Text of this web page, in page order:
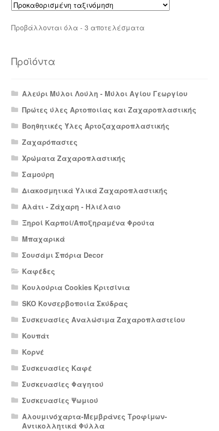
Προβάλλονται όλα - 3 αποτελέσματα
Προϊόντα
Αλεύρι Μύλοι Λούλη - Μύλοι Αγίου Γεωργίου
Πρώτες ύλες Αρτοποιίας και Ζαχαροπλαστικής
Βοηθητικές Ύλες Αρτοζαχαροπλαστικής
Ζαχαρόπαστες
Χρώματα Ζαχαροπλαστικής
Σαμούρη
Διακοσμητικά Υλικά Ζαχαροπλαστικής
Αλάτι - Ζάχαρη - Ηλιέλαιο
Ξηροί Καρποί/Αποξηραμένα Φρούτα
Μπαχαρικά
Σουσάμι Σπόρια Decor
Καφέδες
Κουλούρια Cookies Κριτσίνια
SKO Κονσερβοποιία Σκύδρας
Συσκευασίες Αναλώσιμα Ζαχαροπλαστείου
Κουπάτ
Κορνέ
Συσκευασίες Καφέ
Συσκευασίες Φαγητού
Συσκευασίες Ψωμιού
Αλουμινόχαρτα-Μεμβράνες Τροφίμων-
Αντικολλητικά Φύλλα